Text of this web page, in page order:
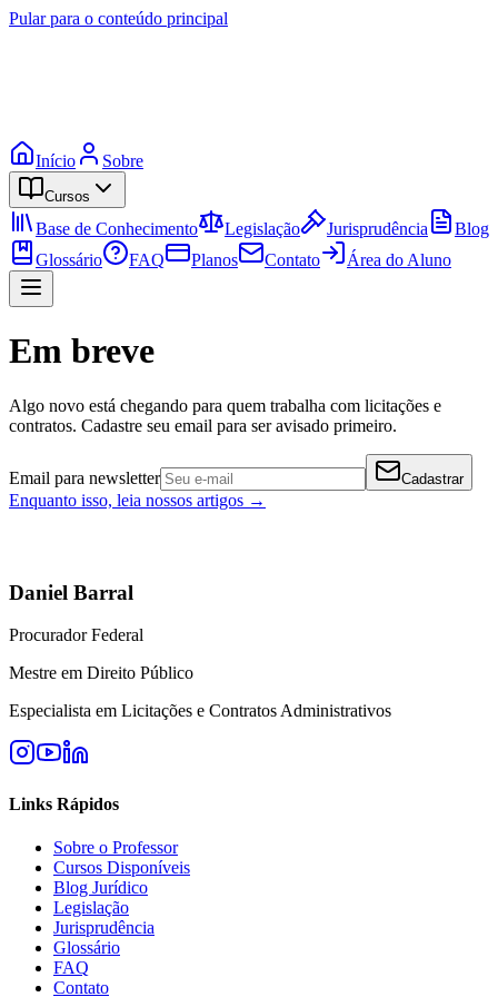
Pular para o conteúdo principal
Início Sobre
Cursos
Base de Conhecimento Legislação Jurisprudência
Blog
Glossário
FAQ Planos Contato Área do Aluno
Em breve
Algo novo está chegando para quem trabalha com licitações e
contratos. Cadastre seu email para ser avisado primeiro.
Email para newsletter Cadastrar
Enquanto isso, leia nossos artigos →
Daniel Barral
Procurador Federal
Mestre em Direito Público
Especialista em Licitações e Contratos Administrativos
Links Rápidos
Sobre o Professor
Cursos Disponíveis
Blog Jurídico
Legislação
Jurisprudência
Glossário
FAQ
Contato